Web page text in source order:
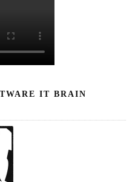
IT BRAIN